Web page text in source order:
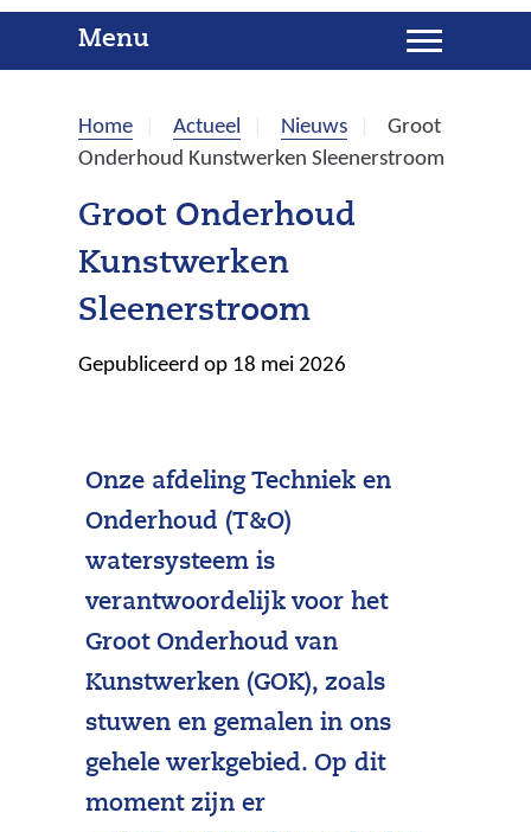
geweigerd.
o
e
k
e
n
MenuU
i
l
p
e
Home Actueel Nieuws
Groot
Onderhoud Kunstwerken Sleenerstroom
Groot Onderhoud
Kunstwerken
Sleenerstroom
Gepubliceerd op 18 mei 2026
Onze afdeling Techniek en
Onderhoud (T&O)
watersysteem is
verantwoordelijk voor het
Groot Onderhoud van
Kunstwerken (GOK), zoals
stuwen en gemalen in ons
gehele werkgebied. Op dit
moment zijn er